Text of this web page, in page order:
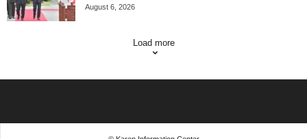
August 6, 2026
Load more